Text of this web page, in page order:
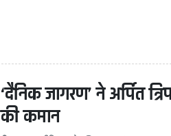
‘दैनिक जागरण’ ने अर्पित
की कमान